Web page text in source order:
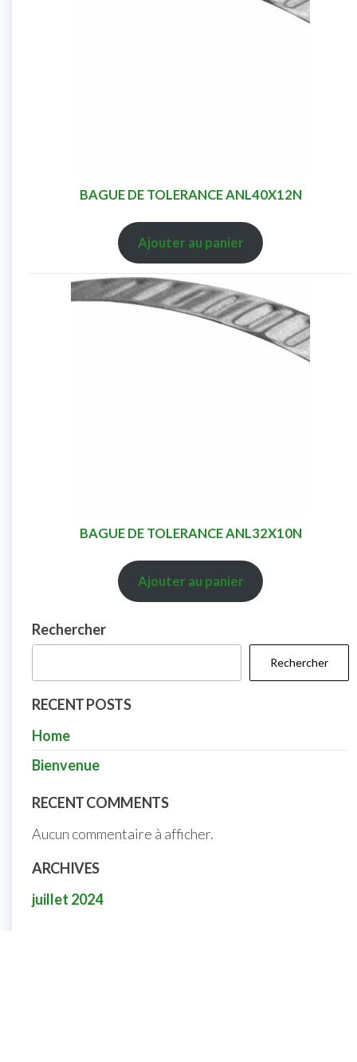
BAGUE DE TOLERANCE ANL40X12N
Ajouter au panier
BAGUE DE TOLERANCE ANL32X10N
Ajouter au panier
Rechercher
Rechercher
RECENT POSTS
Home
Bienvenue
RECENT COMMENTS
Aucun commentaire à afficher.
ARCHIVES
juillet 2024